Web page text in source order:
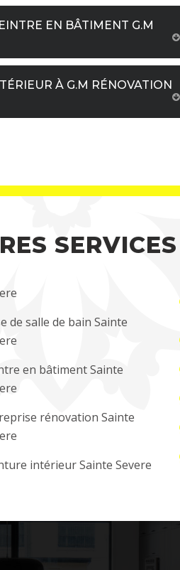
EN BÂTIMENT G.M
À G.M RÉNOVATION
SERVICES
de salle de bain Sainte
en bâtiment Sainte
rénovation Sainte
intérieur Sainte Severe